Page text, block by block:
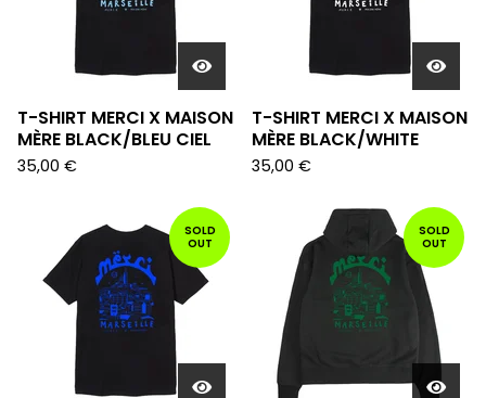
T-SHIRT MERCI X MAISON
MÈRE BLACK/BLEU CIEL
35,00 €
T-SHIRT MERCI X MAISON
MÈRE BLACK/WHITE
35,00 €
SOLD
OUT
SOLD
OUT